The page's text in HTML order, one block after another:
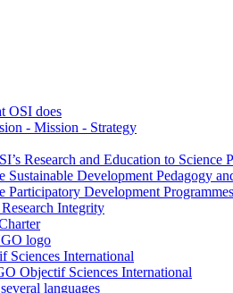
OSI does
- Mission - Strategy
Research and Education to Science
Sustainable Development Pedagogy
Participatory Development Programmes
Integrity
logo
Sciences International
Objectif Sciences International
languages